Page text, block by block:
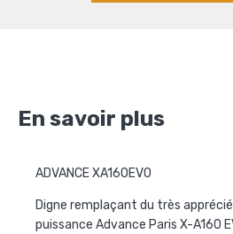
En savoir plus
ADVANCE XA160EVO
Digne remplaçant du très apprécié
puissance Advance Paris X-A160